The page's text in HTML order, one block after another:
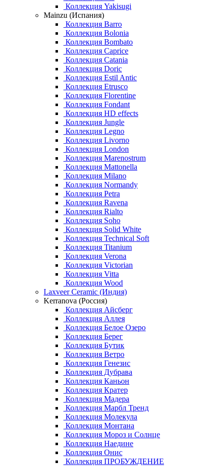
Коллекция Yakisugi
Mainzu (Испания)
Коллекция Barro
Коллекция Bolonia
Коллекция Bombato
Коллекция Caprice
Коллекция Catania
Коллекция Doric
Коллекция Estil Antic
Коллекция Etrusco
Коллекция Florentine
Коллекция Fondant
Коллекция HD effects
Коллекция Jungle
Коллекция Legno
Коллекция Livorno
Коллекция London
Коллекция Marenostrum
Коллекция Mattonella
Коллекция Milano
Коллекция Normandy
Коллекция Petra
Коллекция Ravena
Коллекция Rialto
Коллекция Soho
Коллекция Solid White
Коллекция Technical Soft
Коллекция Titanium
Коллекция Verona
Коллекция Victorian
Коллекция Vitta
Коллекция Wood
Laxveer Ceramic (Индия)
Kerranova (Россия)
Коллекция Айсберг
Коллекция Аллея
Коллекция Белое Озеро
Коллекция Берег
Коллекция Бутик
Коллекция Ветро
Коллекция Генезис
Коллекция Дубрава
Коллекция Каньон
Коллекция Кратер
Коллекция Мадера
Коллекция Марбл Тренд
Коллекция Молекула
Коллекция Монтана
Коллекция Мороз и Солнце
Коллекция Наедине
Коллекция Онис
Коллекция ПРОБУЖДЕНИЕ